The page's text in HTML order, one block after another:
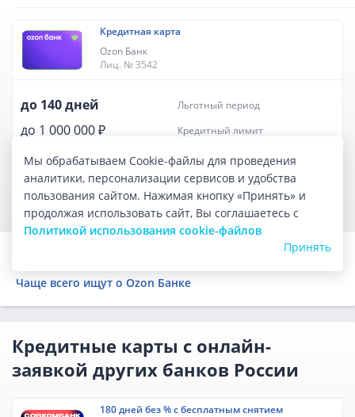
Кредитная карта
Ozon Банк
Лиц. № 3542
до 140 дней льготный период
до 1 000 000 ₽ кредитный лимит
бесплатно обслуживание
ОФОРМИТЬ КАРТУ
Чаще всего ищут о Ozon Банке
Кредитные карты с онлайн-
заявкой других банков России
180 дней без % с бесплатным снятием
Мы обрабатываем Cookie-файлы для проведения
аналитики, персонализации сервисов и удобства
пользования сайтом. Нажимая кнопку «Принять» и
продолжая использовать сайт, Вы соглашаетесь с
Политикой использования cookie-файлов
Принять